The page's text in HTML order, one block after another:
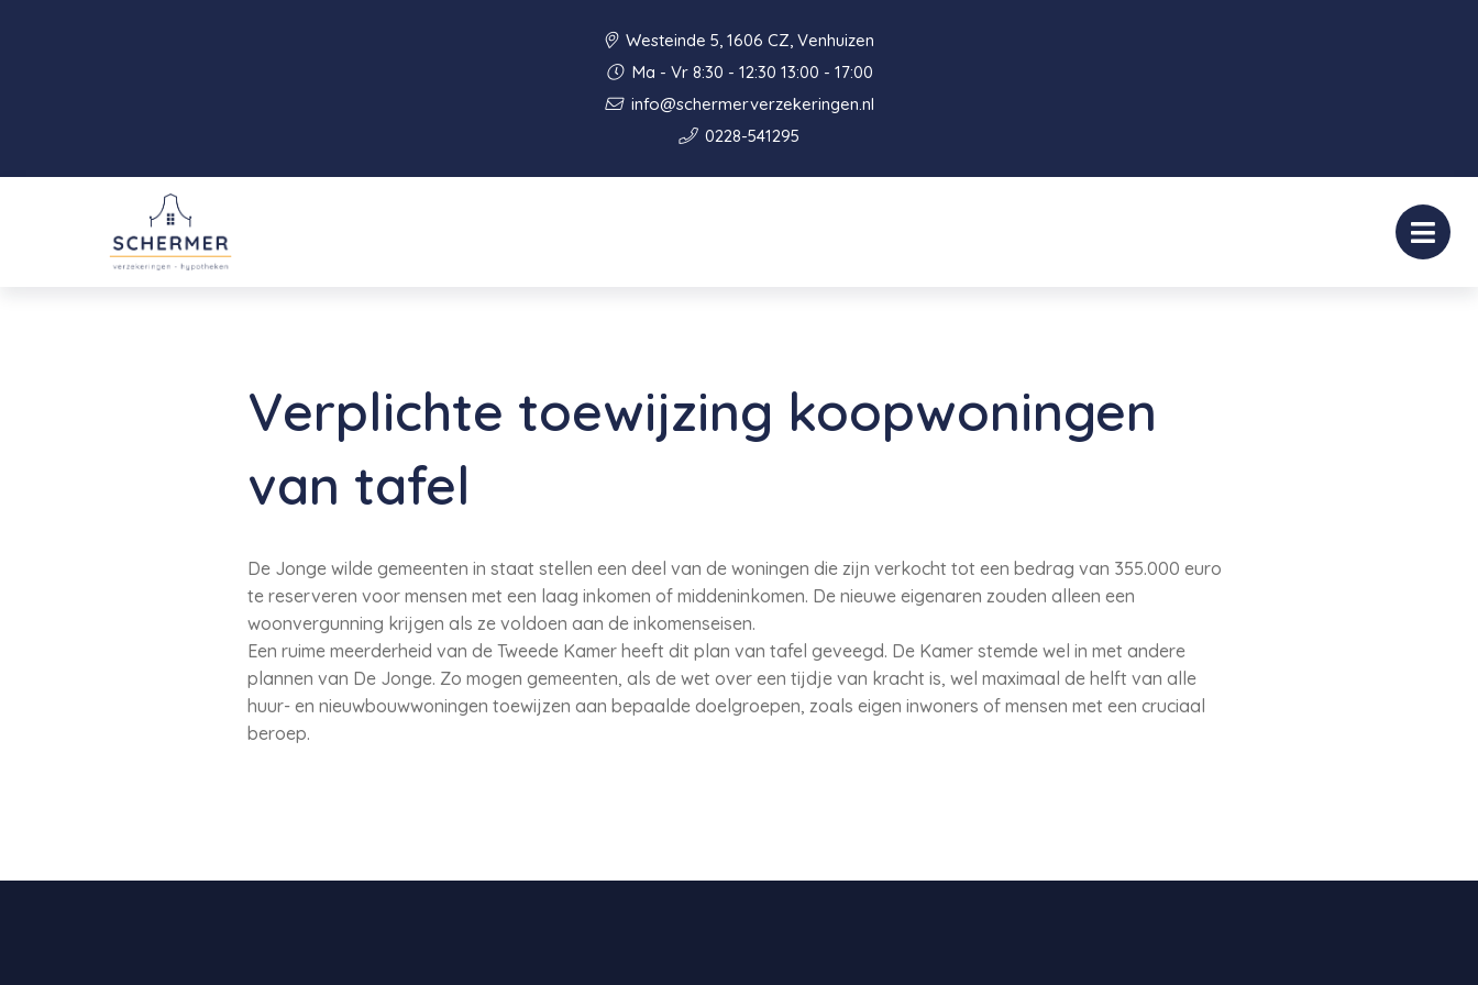
Westeinde 5, 1606 CZ, Venhuizen
Ma - Vr 8:30 - 12:30 13:00 - 17:00
info@schermerverzekeringen.nl
0228-541295
Verplichte toewijzing koopwoningen
van tafel
De Jonge wilde gemeenten in staat stellen een deel van de woningen die zijn verkocht tot een bedrag van 355.000 euro
te reserveren voor mensen met een laag inkomen of middeninkomen. De nieuwe eigenaren zouden alleen een
woonvergunning krijgen als ze voldoen aan de inkomenseisen.
Een ruime meerderheid van de Tweede Kamer heeft dit plan van tafel geveegd. De Kamer stemde wel in met andere
plannen van De Jonge. Zo mogen gemeenten, als de wet over een tijdje van kracht is, wel maximaal de helft van alle
huur- en nieuwbouwwoningen toewijzen aan bepaalde doelgroepen, zoals eigen inwoners of mensen met een cruciaal
beroep.